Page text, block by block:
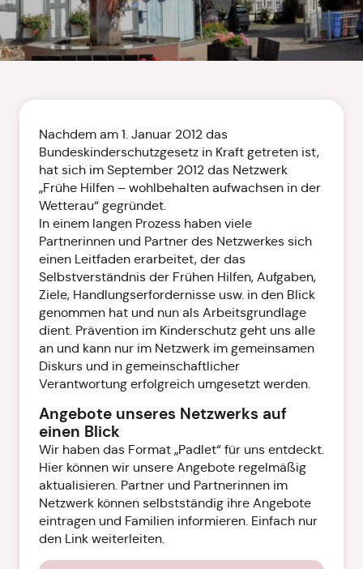
Nachdem am 1. Januar 2012 das
Bundeskinderschutzgesetz in Kraft getreten ist,
hat sich im September 2012 das Netzwerk
„Frühe Hilfen – wohlbehalten aufwachsen in der
Wetterau“ gegründet.
In einem langen Prozess haben viele
Partnerinnen und Partner des Netzwerkes sich
einen Leitfaden erarbeitet, der das
Selbstverständnis der Frühen Hilfen, Aufgaben,
Ziele, Handlungserfordernisse usw. in den Blick
genommen hat und nun als Arbeitsgrundlage
dient. Prävention im Kinderschutz geht uns alle
an und kann nur im Netzwerk im gemeinsamen
Diskurs und in gemeinschaftlicher
Verantwortung erfolgreich umgesetzt werden.
Angebote unseres Netzwerks auf
einen Blick
Wir haben das Format „Padlet“ für uns entdeckt.
Hier können wir unsere Angebote regelmäßig
aktualisieren. Partner und Partnerinnen im
Netzwerk können selbstständig ihre Angebote
eintragen und Familien informieren. Einfach nur
den Link weiterleiten.